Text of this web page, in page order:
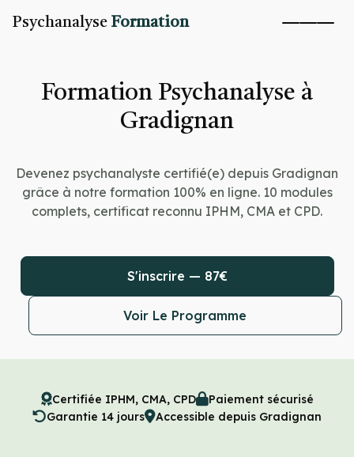
Psychanalyse Formation
Formation Psychanalyse à
Gradignan
Devenez psychanalyste certifié(e) depuis Gradignan
grâce à notre formation 100% en ligne. 10 modules
complets, certificat reconnu IPHM, CMA et CPD.
S'inscrire — 87€
Voir Le Programme
Certifiée IPHM, CMA, CPD
Paiement sécurisé
Garantie 14 jours
Accessible depuis Gradignan